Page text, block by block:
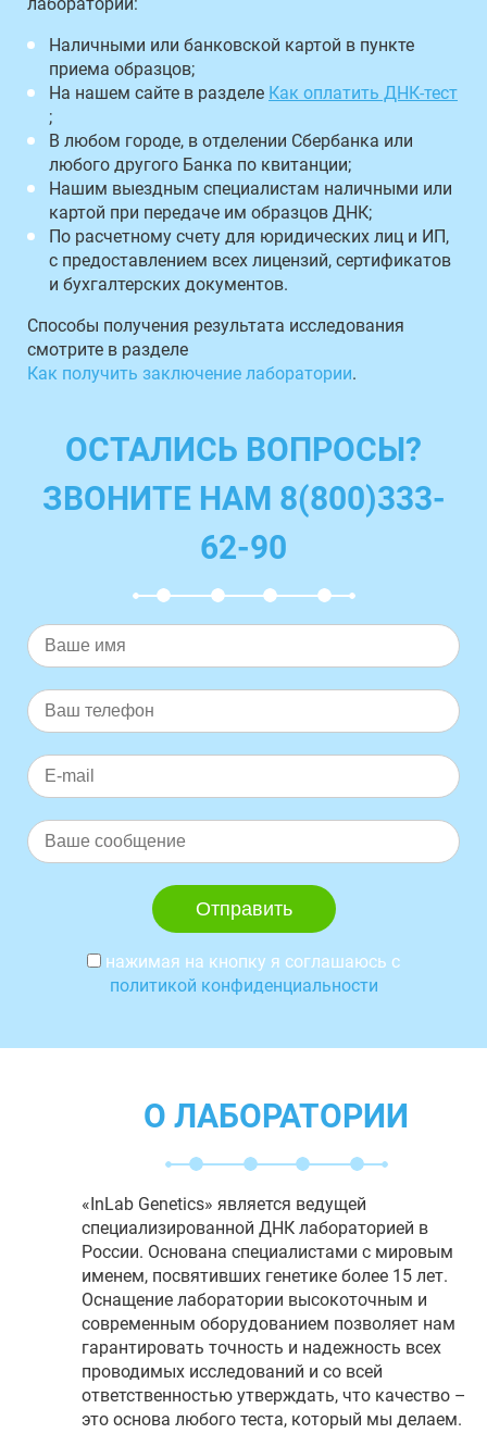
лаборатории:
Наличными или банковской картой в пункте
приема образцов;
На нашем сайте в разделе Как оплатить ДНК-тест
;
В любом городе, в отделении Сбербанка или
любого другого Банка по квитанции;
Нашим выездным специалистам наличными или
картой при передаче им образцов ДНК;
По расчетному счету для юридических лиц и ИП,
с предоставлением всех лицензий, сертификатов
и бухгалтерских документов.
Способы получения результата исследования
смотрите в разделе
Как получить заключение лаборатории.
ОСТАЛИСЬ ВОПРОСЫ?
ЗВОНИТЕ НАМ 8(800)333-
62-90
нажимая на кнопку я соглашаюсь с
политикой конфиденциальности
О ЛАБОРАТОРИИ
«InLab Genetics» является ведущей
специализированной ДНК лабораторией в
России. Основана специалистами с мировым
именем, посвятивших генетике более 15 лет.
Оснащение лаборатории высокоточным и
современным оборудованием позволяет нам
гарантировать точность и надежность всех
проводимых исследований и со всей
ответственностью утверждать, что качество –
это основа любого теста, который мы делаем.